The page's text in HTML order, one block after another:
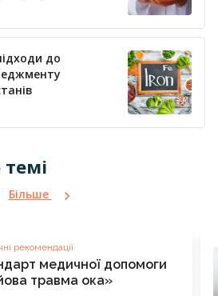
до
Більше
рекомендації
медичної допомоги
травма ока»